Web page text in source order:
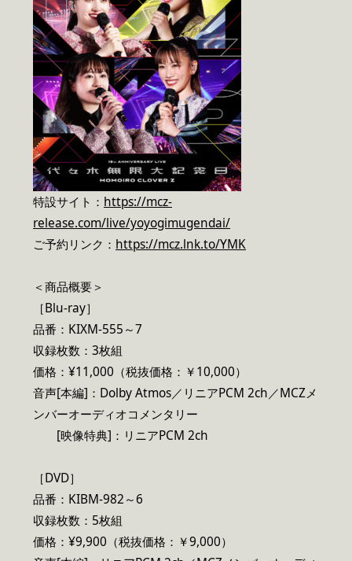
特設サイト： https://mcz-
release.com/live/yoyogimugendai/
ご予約リンク： https://mcz.lnk.to/YMK
＜商品概要＞
［Blu-ray］
品番：KIXM-555～7
収録枚数：3枚組
価格：¥11,000（税抜価格：￥10,000）
音声[本編]：Dolby Atmos／リニアPCM 2ch／MCZメ
ンバーオーディオコメンタリー
[映像特典]：リニアPCM 2ch
［DVD］
品番：KIBM-982～6
収録枚数：5枚組
価格：¥9,900（税抜価格：￥9,000）